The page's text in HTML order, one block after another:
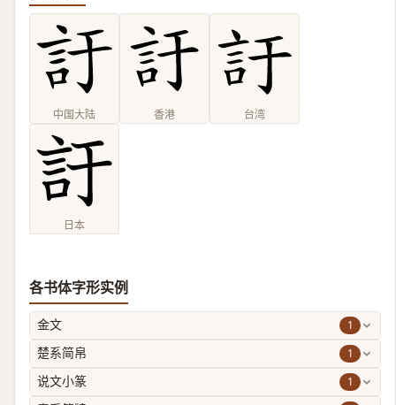
中国大陆 香港 台湾
日本
各书体字形实例
金文 1
楚系简帛 1
说文小篆 1